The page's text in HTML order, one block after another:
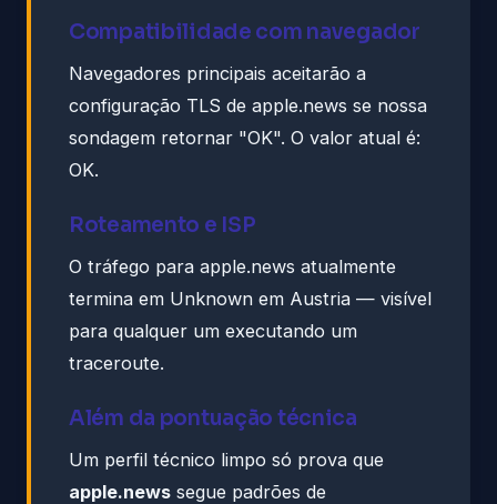
Compatibilidade com navegador
Navegadores principais aceitarão a
configuração TLS de apple.news se nossa
sondagem retornar "OK". O valor atual é:
OK.
Roteamento e ISP
O tráfego para apple.news atualmente
termina em Unknown em Austria — visível
para qualquer um executando um
traceroute.
Além da pontuação técnica
Um perfil técnico limpo só prova que
apple.news segue padrões de